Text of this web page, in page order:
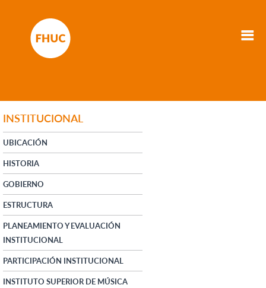
INSTITUCIONAL
UBICACIÓN
HISTORIA
GOBIERNO
ESTRUCTURA
PLANEAMIENTO Y EVALUACIÓN
INSTITUCIONAL
PARTICIPACIÓN INSTITUCIONAL
INSTITUTO SUPERIOR DE MÚSICA